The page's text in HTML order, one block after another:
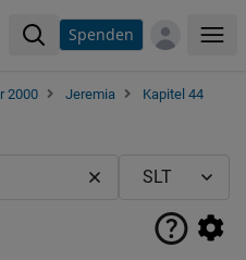
Spenden
2000 Jeremia
Kapitel 44